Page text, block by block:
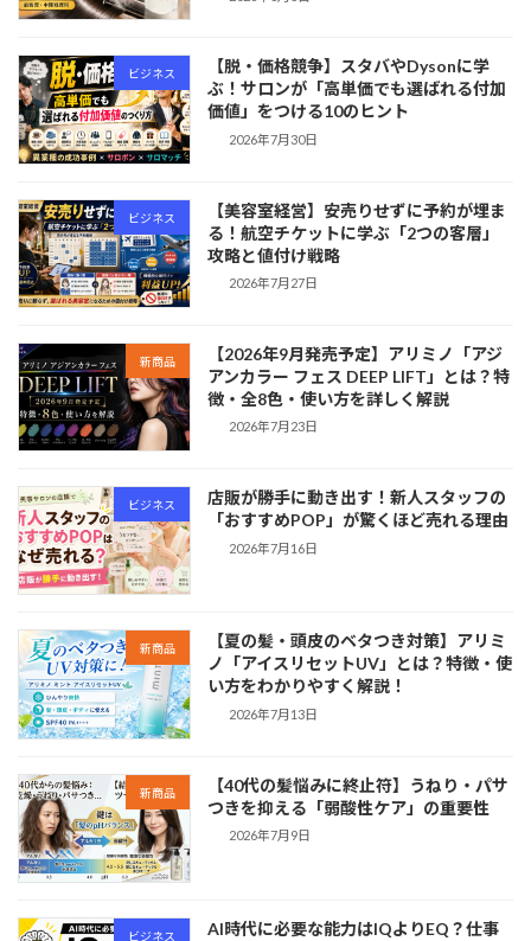
ビジネス
【脱・価格競争】スタバやDysonに学
ぶ！サロンが「高単価でも選ばれる付加
価値」をつける10のヒント
2026年7月30日
ビジネス
【美容室経営】安売りせずに予約が埋ま
る！航空チケットに学ぶ「2つの客層」
攻略と値付け戦略
2026年7月27日
新商品
【2026年9月発売予定】アリミノ「アジ
アンカラー フェス DEEP LIFT」とは？特
徴・全8色・使い方を詳しく解説
2026年7月23日
ビジネス
店販が勝手に動き出す！新人スタッフの
「おすすめPOP」が驚くほど売れる理由
2026年7月16日
新商品
【夏の髪・頭皮のベタつき対策】アリミ
ノ「アイスリセットUV」とは？特徴・使
い方をわかりやすく解説！
2026年7月13日
新商品
【40代の髪悩みに終止符】うねり・パサ
つきを抑える「弱酸性ケア」の重要性
2026年7月9日
ビジネス
AI時代に必要な能力はIQよりEQ？仕事